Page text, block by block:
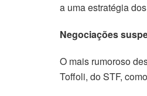
a uma estratégia
Negociações
O mais rumoroso
Toffoli, do STF,